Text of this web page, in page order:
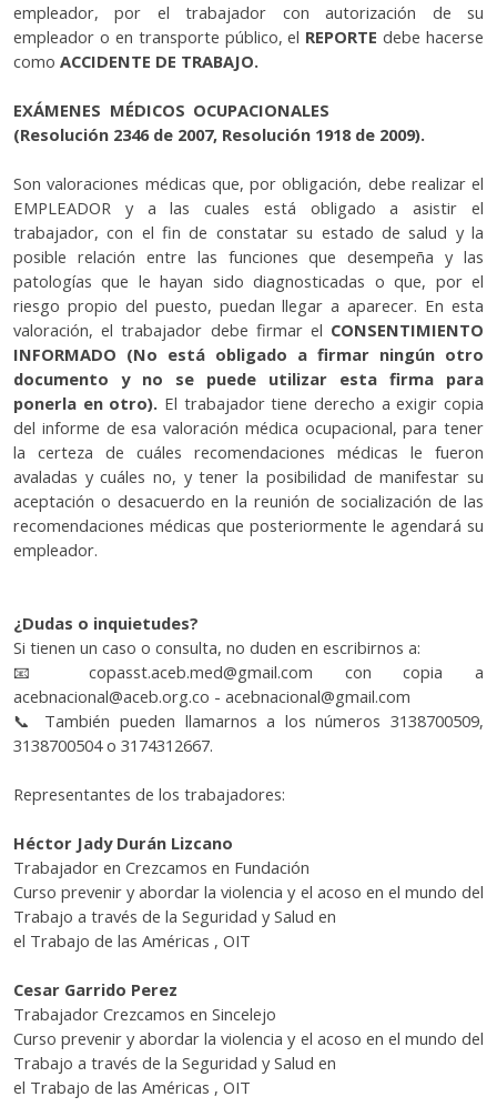
empleador, por el trabajador con autorización de su
empleador o en transporte público, el REPORTE debe hacerse
como ACCIDENTE DE TRABAJO.
EXÁMENES MÉDICOS OCUPACIONALES
(Resolución 2346 de 2007, Resolución 1918 de 2009).
Son valoraciones médicas que, por obligación, debe realizar el
EMPLEADOR y a las cuales está obligado a asistir el
trabajador, con el fin de constatar su estado de salud y la
posible relación entre las funciones que desempeña y las
patologías que le hayan sido diagnosticadas o que, por el
riesgo propio del puesto, puedan llegar a aparecer. En esta
valoración, el trabajador debe firmar el CONSENTIMIENTO
INFORMADO (No está obligado a firmar ningún otro
documento y no se puede utilizar esta firma para
ponerla en otro). El trabajador tiene derecho a exigir copia
del informe de esa valoración médica ocupacional, para tener
la certeza de cuáles recomendaciones médicas le fueron
avaladas y cuáles no, y tener la posibilidad de manifestar su
aceptación o desacuerdo en la reunión de socialización de las
recomendaciones médicas que posteriormente le agendará su
empleador.
¿Dudas o inquietudes?
Si tienen un caso o consulta, no duden en escribirnos a:
📧
copasst.aceb.med@gmail.com con copia a
acebnacional@aceb.org.co - acebnacional@gmail.com
📞
También pueden llamarnos a los números 3138700509,
3138700504 o 3174312667.
Representantes de los trabajadores:
Héctor Jady Durán Lizcano
Trabajador en Crezcamos en Fundación
Curso prevenir y abordar la violencia y el acoso en el mundo del
Trabajo a través de la Seguridad y Salud en
el Trabajo de las Américas , OIT
Cesar Garrido Perez
Trabajador Crezcamos en Sincelejo
Curso prevenir y abordar la violencia y el acoso en el mundo del
Trabajo a través de la Seguridad y Salud en
el Trabajo de las Américas , OIT